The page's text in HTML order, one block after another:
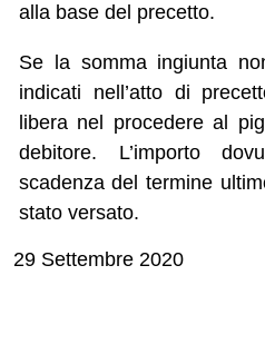
alla base del precetto.
Se la somma ingiunta
indicati nell’atto di
libera nel procedere al
debitore. L’importo
scadenza del termine
stato versato.
29 Settembre 2020